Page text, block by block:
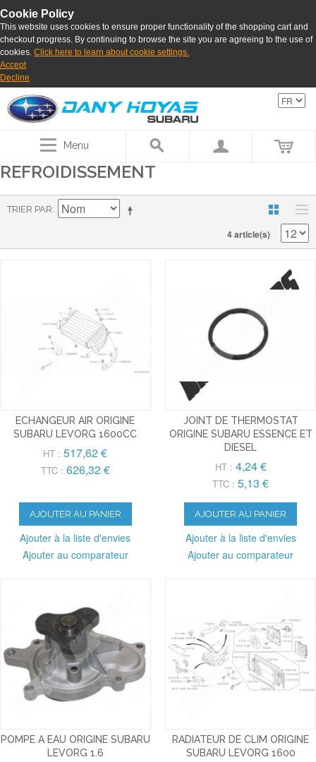
Cookie Policy
This website uses cookies to ensure proper functionality of the shopping cart and
checkout progress. By continuing to browse the site you are agreeing to the use of
cookies. Click here to learn about cookie settings.
Accept
Decline
Menu
REFROIDISSEMENT
TRIER PAR
4 article(s)
ECHANGEUR AIR ORIGINE
SUBARU LEVORG 1600CC
HT : 517,62 €
TTC : 626,32 €
AJOUTER AU PANIER
Ajouter à la liste d'envies
Ajouter au comparateur
JOINT DE THERMOSTAT
ORIGINE SUBARU ESSENCE ET
DIESEL
HT : 4,24 €
TTC : 5,13 €
AJOUTER AU PANIER
Ajouter à la liste d'envies
Ajouter au comparateur
POMPE A EAU ORIGINE SUBARU
LEVORG 1.6
RADIATEUR DE CLIM ORIGINE
SUBARU LEVORG 1600